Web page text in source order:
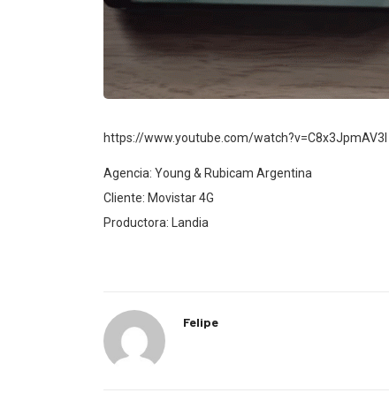
https://www.youtube.com/watch?v=C8x3JpmAV3I
Agencia: Young & Rubicam Argentina
Cliente: Movistar 4G
Productora: Landia
Felipe